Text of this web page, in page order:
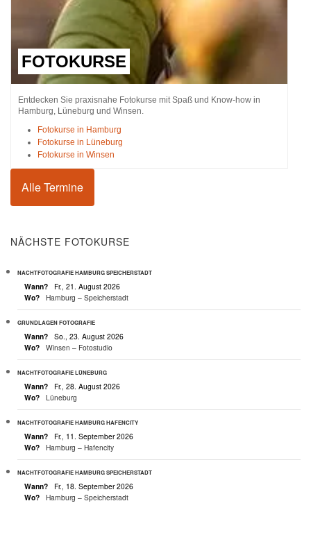
FOTOKURSE
Entdecken Sie praxisnahe Fotokurse mit Spaß und Know-how in
Hamburg, Lüneburg und Winsen.
Fotokurse in Hamburg
Fotokurse in Lüneburg
Fotokurse in Winsen
Alle Termine
NÄCHSTE FOTOKURSE
NACHTFOTOGRAFIE HAMBURG SPEICHERSTADT
Wann?
Fr., 21. August 2026
Wo?
Hamburg – Speicherstadt
GRUNDLAGEN FOTOGRAFIE
Wann?
So., 23. August 2026
Wo?
Winsen – Fotostudio
NACHTFOTOGRAFIE LÜNEBURG
Wann?
Fr., 28. August 2026
Wo?
Lüneburg
NACHTFOTOGRAFIE HAMBURG HAFENCITY
Wann?
Fr., 11. September 2026
Wo?
Hamburg – Hafencity
NACHTFOTOGRAFIE HAMBURG SPEICHERSTADT
Wann?
Fr., 18. September 2026
Wo?
Hamburg – Speicherstadt